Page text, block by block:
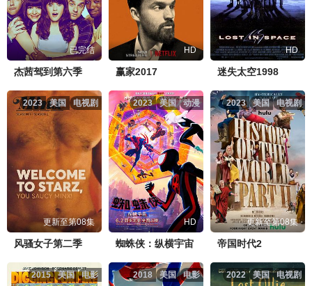
已完结
杰茜驾到第六季
HD
赢家2017
HD
迷失太空1998
电视剧
美国
2023
更新至第08集
风骚女子第二季
动漫
美国
2023
HD
蜘蛛侠：纵横宇宙
电视剧
美国
2023
更新至第08集
帝国时代2
电影
美国
2015 电影
美国
2018 电视剧
美国
2022